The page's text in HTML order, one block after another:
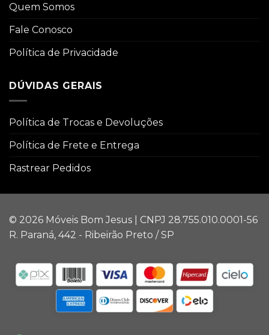
Quem Somos
Fale Conosco
Política de Privacidade
DÚVIDAS GERAIS
Política de Trocas e Devoluções
Política de Frete e Entrega
Rastrear Pedidos
© 2026 Móveis Bom Jesus | CNPJ 28.755.010.0001-56
R. Paraná, 442 - Ribeirão Preto / SP